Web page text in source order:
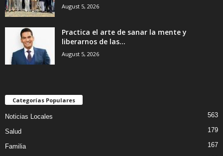
August 5, 2026
Practica el arte de sanar la mente y
liberarnos de las...
August 5, 2026
Categorías Populares
Noticias Locales 563
Salud 179
Familia 167